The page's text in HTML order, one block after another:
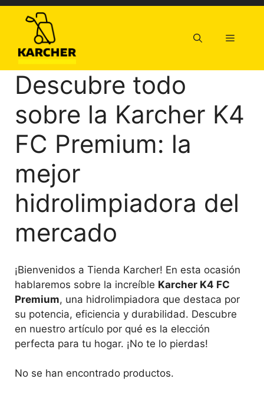
Saltar
contenido
Menú
Descubre todo
sobre la Karcher K4
FC Premium: la
mejor
hidrolimpiadora del
mercado
¡Bienvenidos a Tienda Karcher! En esta ocasión
hablaremos sobre la increíble Karcher K4 FC
Premium, una hidrolimpiadora que destaca por
su potencia, eficiencia y durabilidad. Descubre
en nuestro artículo por qué es la elección
perfecta para tu hogar. ¡No te lo pierdas!
No se han encontrado productos.